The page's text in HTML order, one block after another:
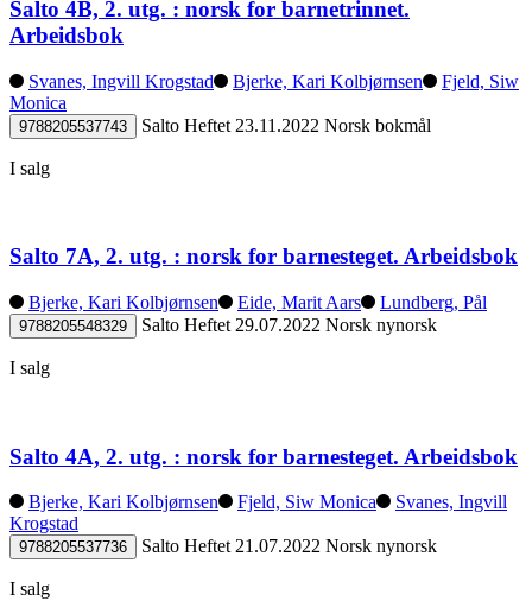
Salto 4B, 2. utg. : norsk for barnetrinnet.
Arbeidsbok
Svanes, Ingvill Krogstad Bjerke, Kari Kolbjørnsen
Fjeld, Siw
Monica
9788205537743 Salto Heftet 23.11.2022 Norsk bokmål
I salg
Salto 7A, 2. utg. : norsk for barnesteget. Arbeidsbok
Bjerke, Kari Kolbjørnsen Eide, Marit Aars Lundberg, Pål
9788205548329 Salto Heftet 29.07.2022 Norsk nynorsk
I salg
Salto 4A, 2. utg. : norsk for barnesteget. Arbeidsbok
Bjerke, Kari Kolbjørnsen Fjeld, Siw Monica
Svanes, Ingvill
Krogstad
9788205537736 Salto Heftet 21.07.2022 Norsk nynorsk
I salg